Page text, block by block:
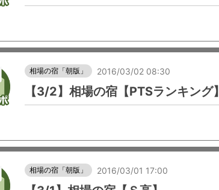
相場の宿「朝版」 2016/03/02 08:30
【3/2】相場の宿【PTSランキング】
相場の宿「朝版」 2016/03/01 17:00